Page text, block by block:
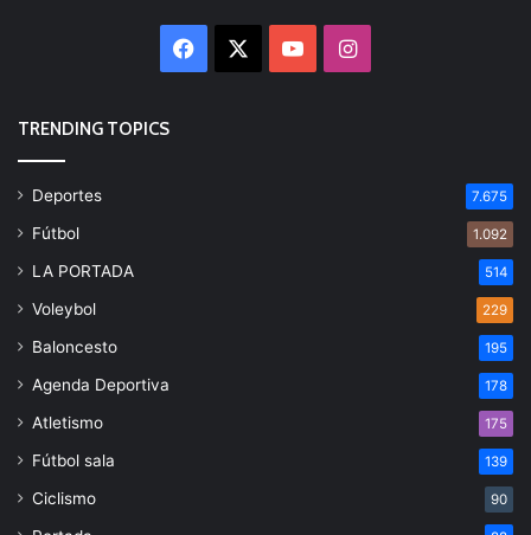
Facebook YouTubeInstagram
TRENDING TOPICS
Deportes 7.675
Fútbol 1.092
LA PORTADA 514
Voleybol 229
Baloncesto 195
Agenda Deportiva 178
Atletismo 175
Fútbol sala 139
Ciclismo 90